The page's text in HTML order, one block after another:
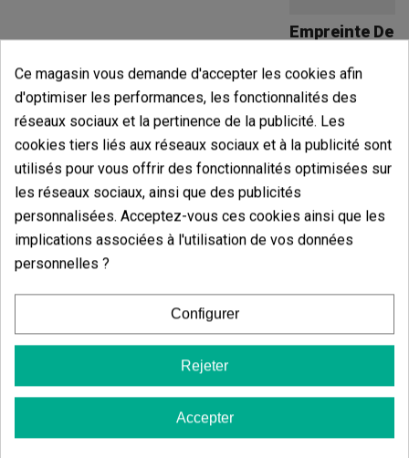
Empreinte De
19,00 €
Avis des clients
5 étoiles
4 étoiles
0.00%
3 étoiles
33.33%
1 étoiles
0.00%
Écrivez votre commentaire
Ce magasin vous demande d'accepter les cookies afin
d'optimiser les performances, les fonctionnalités des
réseaux sociaux et la pertinence de la publicité. Les
cookies tiers liés aux réseaux sociaux et à la publicité sont
utilisés pour vous offrir des fonctionnalités optimisées sur
les réseaux sociaux, ainsi que des publicités
personnalisées. Acceptez-vous ces cookies ainsi que les
implications associées à l'utilisation de vos données
personnelles ?
Configurer
Rejeter
Accepter